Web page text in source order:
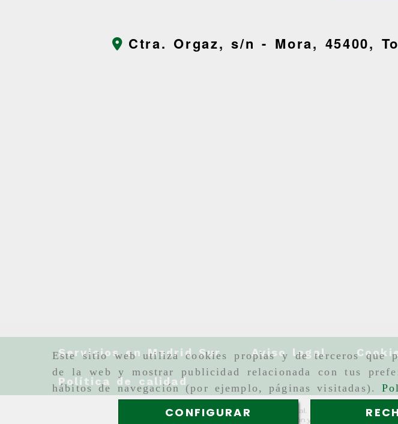
Este sitio web utiliza cookies propias y de terceros que
de la web y mostrar publicidad relacionada con tus
hábitos de navegación (por ejemplo, páginas visitadas).
CONFIGURAR
Ctra. Orgaz, s/n - Mora, 45400,
Servicios en Madrid Sur Aviso legal
Política de calidad